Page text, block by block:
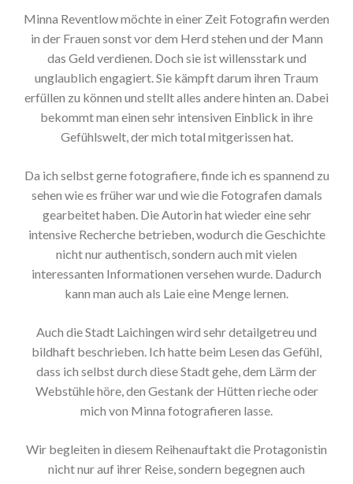
Minna Reventlow möchte in einer Zeit Fotografin werden
in der Frauen sonst vor dem Herd stehen und der Mann
das Geld verdienen. Doch sie ist willensstark und
unglaublich engagiert. Sie kämpft darum ihren Traum
erfüllen zu können und stellt alles andere hinten an. Dabei
bekommt man einen sehr intensiven Einblick in ihre
Gefühlswelt, der mich total mitgerissen hat.
Da ich selbst gerne fotografiere, finde ich es spannend zu
sehen wie es früher war und wie die Fotografen damals
gearbeitet haben. Die Autorin hat wieder eine sehr
intensive Recherche betrieben, wodurch die Geschichte
nicht nur authentisch, sondern auch mit vielen
interessanten Informationen versehen wurde. Dadurch
kann man auch als Laie eine Menge lernen.
Auch die Stadt Laichingen wird sehr detailgetreu und
bildhaft beschrieben. Ich hatte beim Lesen das Gefühl,
dass ich selbst durch diese Stadt gehe, dem Lärm der
Webstühle höre, den Gestank der Hütten rieche oder
mich von Minna fotografieren lasse.
Wir begleiten in diesem Reihenauftakt die Protagonistin
nicht nur auf ihrer Reise, sondern begegnen auch